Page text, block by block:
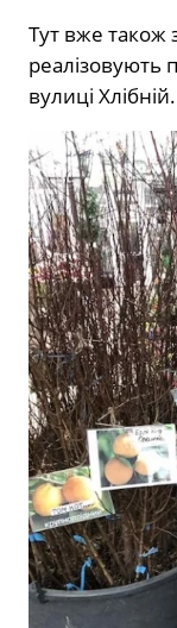
Тут вже також
реалізовують
вулиці Хлібній.